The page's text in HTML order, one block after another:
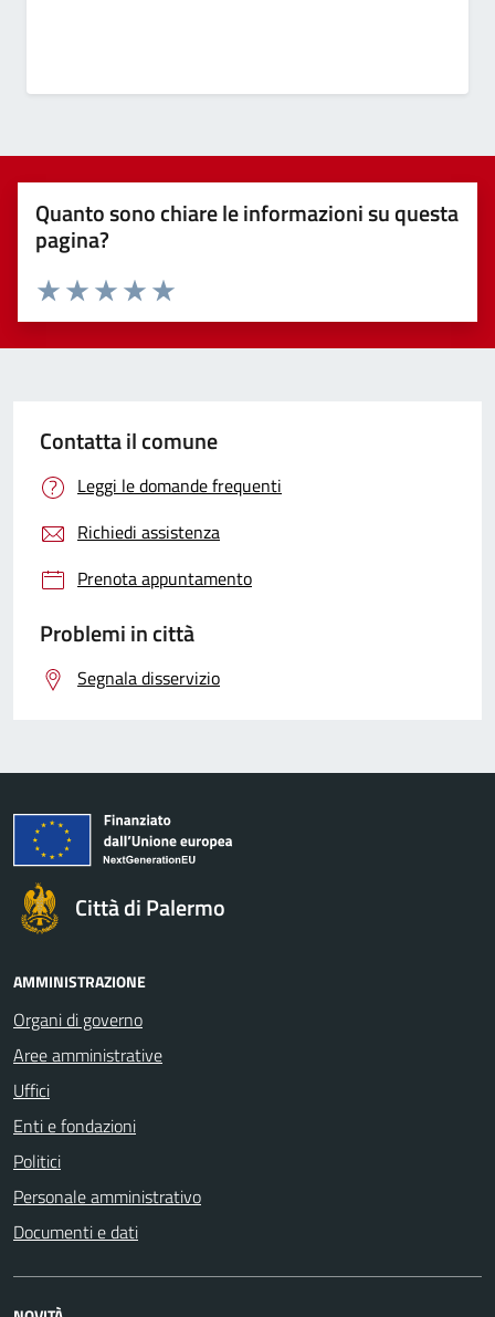
Quanto sono chiare le informazioni su questa
pagina?
Valuta 5 stelle su 5
Valuta 4 stelle su 5
Valuta 3 stelle su 5
Valuta 2 stelle su 5
Valuta 1 stelle su 5
Contatta il comune
Leggi le domande frequenti
Richiedi assistenza
Prenota appuntamento
Problemi in città
Segnala disservizio
Città di Palermo
AMMINISTRAZIONE
Organi di governo
Aree amministrative
Uffici
Enti e fondazioni
Politici
Personale amministrativo
Documenti e dati